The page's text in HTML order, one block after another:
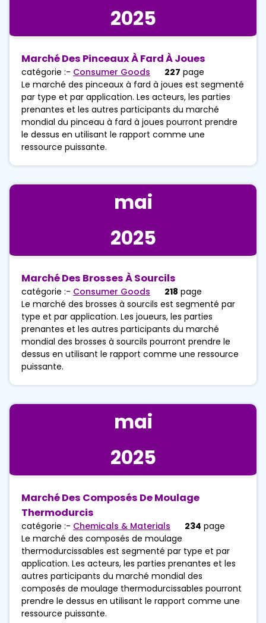
2025
Marché Des Pinceaux À Fard À Joues
catégorie :- Consumer Goods 227 page
Le marché des pinceaux à fard à joues est segmenté
par type et par application. Les acteurs, les parties
prenantes et les autres participants du marché
mondial du pinceau à fard à joues pourront prendre
le dessus en utilisant le rapport comme une
ressource puissante.
mai
2025
Marché Des Brosses À Sourcils
catégorie :- Consumer Goods 218 page
Le marché des brosses à sourcils est segmenté par
type et par application. Les joueurs, les parties
prenantes et les autres participants du marché
mondial des brosses à sourcils pourront prendre le
dessus en utilisant le rapport comme une ressource
puissante.
mai
2025
Marché Des Composés De Moulage
Thermodurcis
catégorie :- Chemicals & Materials 234 page
Le marché des composés de moulage
thermodurcissables est segmenté par type et par
application. Les acteurs, les parties prenantes et les
autres participants du marché mondial des
composés de moulage thermodurcissables pourront
prendre le dessus en utilisant le rapport comme une
ressource puissante.